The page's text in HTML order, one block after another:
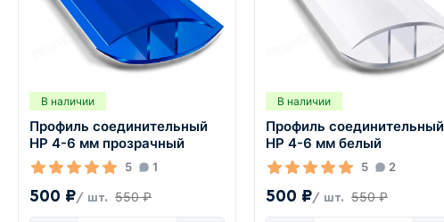
В наличии
Профиль соединительный
HP 4-6 мм прозрачный
5 1
500 ₽/ шт. 550 ₽
В наличии
Профиль соединительный
HP 4-6 мм белый
5 2
500 ₽/ шт. 550 ₽